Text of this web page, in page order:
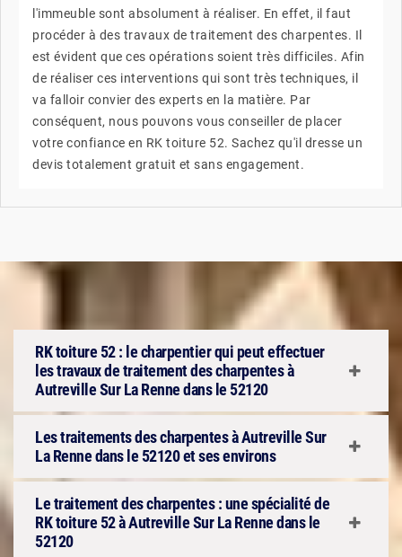
l'immeuble sont absolument à réaliser. En effet, il faut
procéder à des travaux de traitement des charpentes. Il
est évident que ces opérations soient très difficiles. Afin
de réaliser ces interventions qui sont très techniques, il
va falloir convier des experts en la matière. Par
conséquent, nous pouvons vous conseiller de placer
votre confiance en RK toiture 52. Sachez qu'il dresse un
devis totalement gratuit et sans engagement.
RK toiture 52 : le charpentier qui peut effectuer
les travaux de traitement des charpentes à
Autreville Sur La Renne dans le 52120
Les traitements des charpentes à Autreville Sur
La Renne dans le 52120 et ses environs
Le traitement des charpentes : une spécialité de
RK toiture 52 à Autreville Sur La Renne dans le
52120